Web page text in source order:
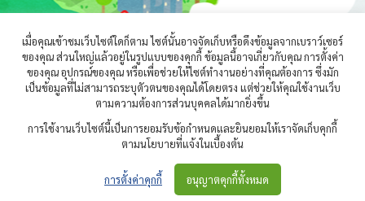
© 2021 — ธนาคารหนังสือเพื่อเด็กปฐมวัยออนไลน์
เมื่อคุณเข้าชมเว็บไซต์ใดก็ตาม ไซต์นั้นอาจจัดเก็บหรือดึงข้อมูลจากเบราว์เซอร์
ของคุณ ส่วนใหญ่แล้วอยู่ในรูปแบบของคุกกี้ ข้อมูลนี้อาจเกี่ยวกับคุณ การตั้งค่า
ของคุณ อุปกรณ์ของคุณ หรือเพื่อช่วยให้ไซต์ทำงานอย่างที่คุณต้องการ ซึ่งมัก
เป็นข้อมูลที่ไม่สามารถระบุตัวตนของคุณได้โดยตรง แต่ช่วยให้คุณใช้งานเว็บ
ตามความต้องการส่วนบุคคลได้มากยิ่งขึ้น
การใช้งานเว็บไซต์นี้เป็นการยอมรับข้อกำหนดและยินยอมให้เราจัดเก็บคุกกี้
ตามนโยบายที่แจ้งในเบื้องต้น
การตั้งค่าคุกกี้ อนุญาตคุกกี้ทั้งหมด